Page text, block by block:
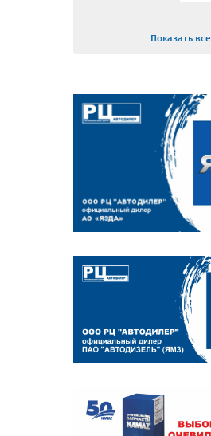
Показать все